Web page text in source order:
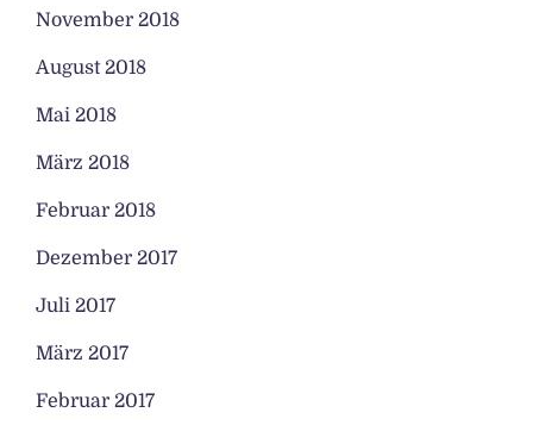
November 2018
August 2018
Mai 2018
März 2018
Februar 2018
Dezember 2017
Juli 2017
März 2017
Februar 2017